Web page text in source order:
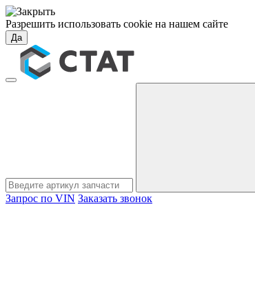
Разрешить использовать cookie на нашем сайте
Да
Запрос по VIN Заказать звонок